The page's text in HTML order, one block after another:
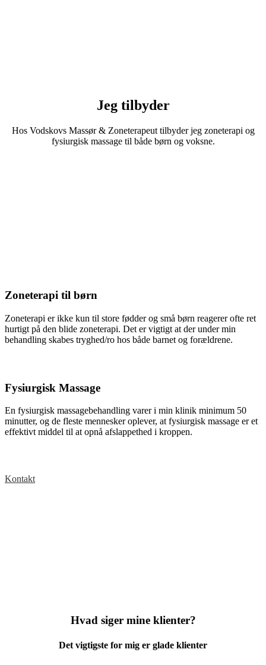
Jeg tilbyder
Hos Vodskovs Massør & Zoneterapeut tilbyder jeg zoneterapi og
fysiurgisk massage til både børn og voksne.
Zoneterapi til børn
Zoneterapi er ikke kun til store fødder og små børn reagerer ofte ret
hurtigt på den blide zoneterapi. Det er vigtigt at der under min
behandling skabes tryghed/ro hos både barnet og forældrene.
Fysiurgisk Massage
En fysiurgisk massagebehandling varer i min klinik minimum 50
minutter, og de fleste mennesker oplever, at fysiurgisk massage er et
effektivt middel til at opnå afslappethed i kroppen.
Kontakt
Hvad siger mine klienter?
Det vigtigste for mig er glade klienter